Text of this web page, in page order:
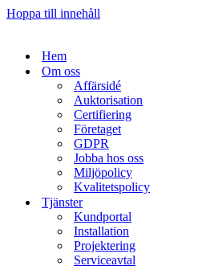
Hoppa till innehåll
Hem
Om oss
Affärsidé
Auktorisation
Certifiering
Företaget
GDPR
Jobba hos oss
Miljöpolicy
Kvalitetspolicy
Tjänster
Kundportal
Installation
Projektering
Serviceavtal